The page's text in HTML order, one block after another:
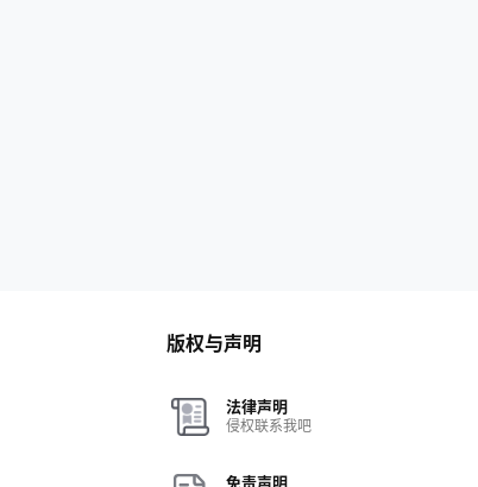
版权与声明
法律声明
侵权联系我吧
免责声明